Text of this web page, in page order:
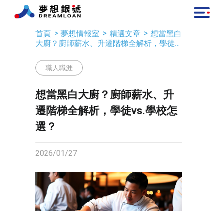
首頁 夢想情報室 精選文章
想當黑白
大廚？廚師薪水、升遷階梯全解析，學徒
職人職涯
想當黑白大廚？廚師薪水、升
遷階梯全解析，學徒vs.學校怎
選？
2026/01/27